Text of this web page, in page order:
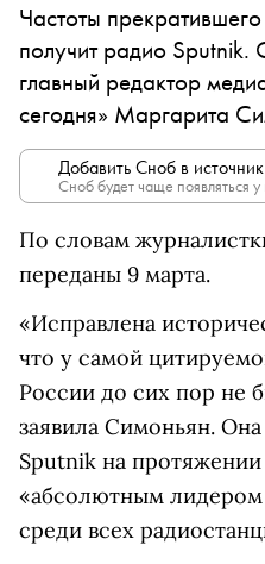
Частоты
получит радио
главный редактор
сегодня» Маргарита
Добавить Сноб в
Сноб будет чаще появляться
По словам
переданы 9 марта.
«Исправлена
что у самой
России до сих пор не
заявила Симоньян.
Sputnik на
«абсолютным
среди всех